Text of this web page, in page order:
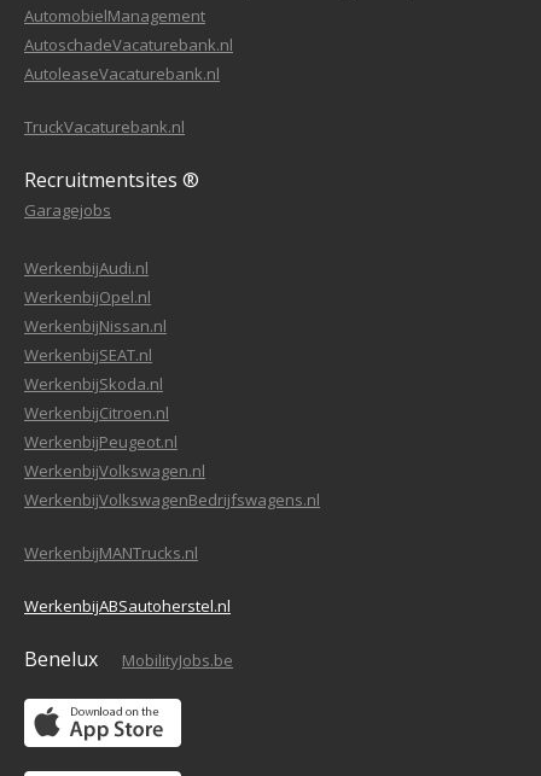
AutomobielManagement
AutoschadeVacaturebank.nl
AutoleaseVacaturebank.nl
TruckVacaturebank.nl
Recruitmentsites ®
Garagejobs
WerkenbijAudi.nl
WerkenbijOpel.nl
WerkenbijNissan.nl
WerkenbijSEAT.nl
WerkenbijSkoda.nl
WerkenbijCitroen.nl
WerkenbijPeugeot.nl
WerkenbijVolkswagen.nl
WerkenbijVolkswagenBedrijfswagens.nl
WerkenbijMANTrucks.nl
WerkenbijABSautoherstel.nl
Benelux MobilityJobs.be